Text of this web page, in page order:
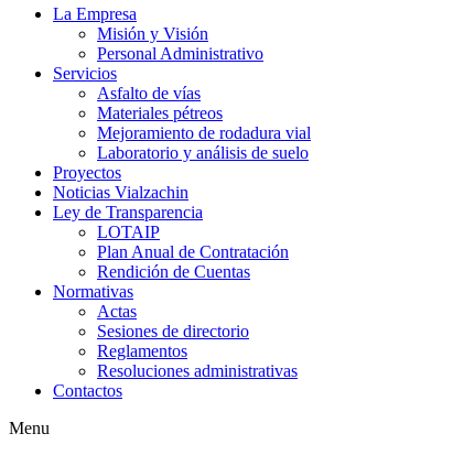
La Empresa
Misión y Visión
Personal Administrativo
Servicios
Asfalto de vías
Materiales pétreos
Mejoramiento de rodadura vial
Laboratorio y análisis de suelo
Proyectos
Noticias Vialzachin
Ley de Transparencia
LOTAIP
Plan Anual de Contratación
Rendición de Cuentas
Normativas
Actas
Sesiones de directorio
Reglamentos
Resoluciones administrativas
Contactos
Menu